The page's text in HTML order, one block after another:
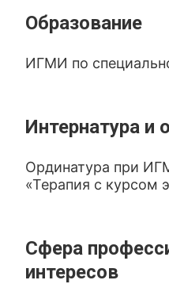
Образование
ИГМИ по
Интернатура и
Ординатура при
«Терапия с курсом
Сфера
интересов